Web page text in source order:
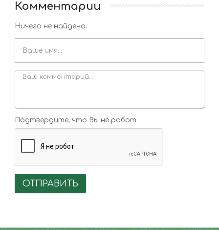
Комментарии
Ничего не найдено.
Подтвердите, что Вы не робот
ОТПРАВИТЬ